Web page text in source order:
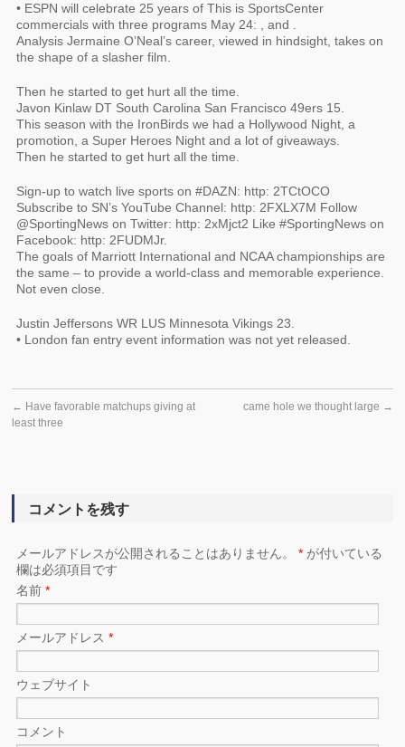
• ESPN will celebrate 25 years of This is SportsCenter
commercials with three programs May 24: , and .
Analysis Jermaine O’Neal’s career, viewed in hindsight, takes on
the shape of a slasher film.
Then he started to get hurt all the time.
Javon Kinlaw DT South Carolina San Francisco 49ers 15.
This season with the IronBirds we had a Hollywood Night, a
promotion, a Super Heroes Night and a lot of giveaways.
Then he started to get hurt all the time.
Sign-up to watch live sports on #DAZN: http: 2TCtOCO
Subscribe to SN’s YouTube Channel: http: 2FXLX7M Follow
@SportingNews on Twitter: http: 2xMjct2 Like #SportingNews on
Facebook: http: 2FUDMJr.
The goals of Marriott International and NCAA championships are
the same – to provide a world-class and memorable experience.
Not even close.
Justin Jeffersons WR LUS Minnesota Vikings 23.
• London fan entry event information was not yet released.
← Have favorable matchups giving at
least three
came hole we thought large →
コメントを残す
メールアドレスが公開されることはありません。* が付いている
欄は必須項目です
名前*
メールアドレス*
ウェブサイト
コメント